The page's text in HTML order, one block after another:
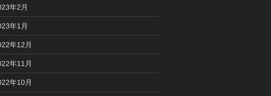
年2月
年1月
年12月
年11月
年10月